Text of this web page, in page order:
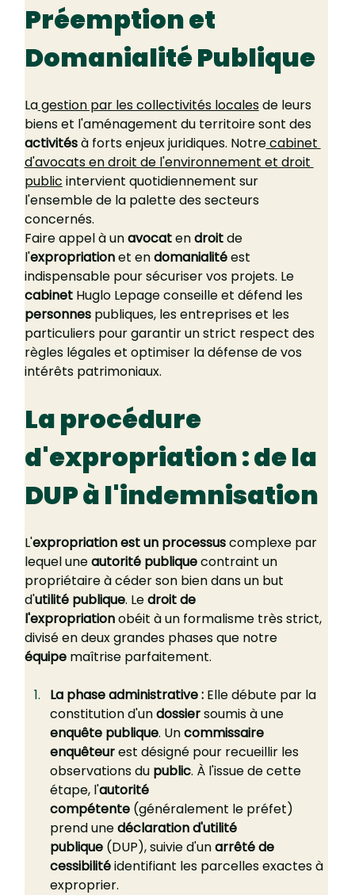
Préemption et
Domanialité Publique
La gestion par les collectivités locales de leurs
biens et l'aménagement du territoire sont des
activités à forts enjeux juridiques. Notre cabinet
d'avocats en droit de l'environnement et droit
public intervient quotidiennement sur
l'ensemble de la palette des secteurs
concernés.
Faire appel à un avocat en droit de
l'expropriation et en domanialité est
indispensable pour sécuriser vos projets. Le
cabinet Huglo Lepage conseille et défend les
personnes publiques, les entreprises et les
particuliers pour garantir un strict respect des
règles légales et optimiser la défense de vos
intérêts patrimoniaux.
La procédure
d'expropriation : de la
DUP à l'indemnisation
L'expropriation est un processus complexe par
lequel une autorité publique contraint un
propriétaire à céder son bien dans un but
d'utilité publique. Le droit de
l'expropriation obéit à un formalisme très strict,
divisé en deux grandes phases que notre
équipe maîtrise parfaitement.
La phase administrative : Elle débute par la
constitution d'un dossier soumis à une
enquête publique. Un commissaire
enquêteur est désigné pour recueillir les
observations du public. À l'issue de cette
étape, l'autorité
compétente (généralement le préfet)
prend une déclaration d'utilité
publique (DUP), suivie d'un arrêté de
cessibilité identifiant les parcelles exactes à
exproprier.